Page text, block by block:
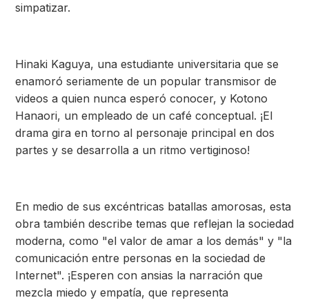
simpatizar.
Hinaki Kaguya, una estudiante universitaria que se
enamoró seriamente de un popular transmisor de
videos a quien nunca esperó conocer, y Kotono
Hanaori, un empleado de un café conceptual. ¡El
drama gira en torno al personaje principal en dos
partes y se desarrolla a un ritmo vertiginoso!
En medio de sus excéntricas batallas amorosas, esta
obra también describe temas que reflejan la sociedad
moderna, como "el valor de amar a los demás" y "la
comunicación entre personas en la sociedad de
Internet". ¡Esperen con ansias la narración que
mezcla miedo y empatía, que representa